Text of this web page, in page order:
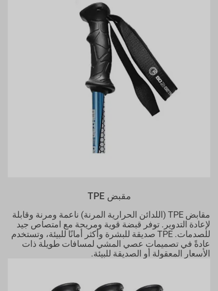
مقبض TPE
مقابض TPE (اللدائن الحرارية المرنة) ناعمة ومرنة وقابلة
لإعادة التدوير. توفر قبضة قوية ومريحة مع امتصاص جيد
للصدمات. TPE صديقة للبشرة وأكثر أمانًا للبيئة، وتستخدم
عادةً في تصميمات عصي المشي لمسافات طويلة ذات
الأسعار المعقولة أو الصديقة للبيئة.